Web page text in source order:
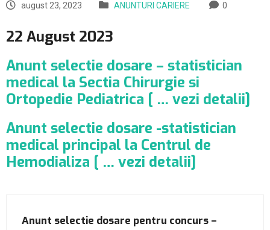
august 23, 2023 ANUNTURI CARIERE 0
22 August 2023
Anunt selectie dosare – statistician
medical la Sectia Chirurgie si
Ortopedie Pediatrica [ … vezi detalii]
Anunt selectie dosare -statistician
medical principal la Centrul de
Hemodializa [ … vezi detalii]
Anunt selectie dosare pentru concurs –